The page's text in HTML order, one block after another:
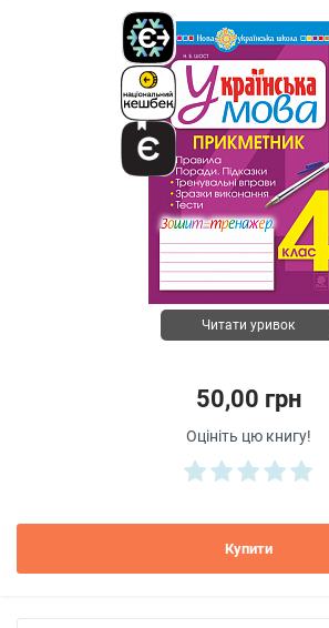
Читати уривок
50,00 грн
Оцініть цю книгу!
Купити